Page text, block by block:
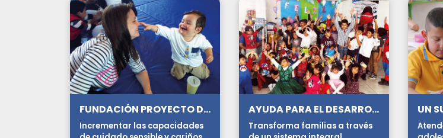
FUNDACIÓN PROYECTO DEI
Incrementar las capacidades
AYUDA PARA EL DESARROLLO HUMANO INTEGRAL
Transforma familias a través
UN